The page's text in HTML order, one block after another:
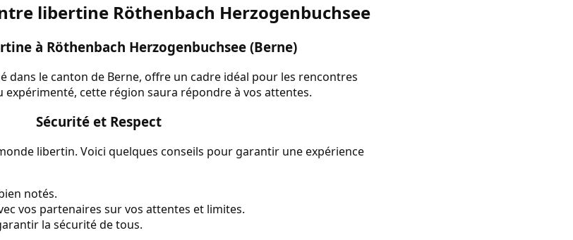
libertine Röthenbach Herzogenbuchsee
à Röthenbach Herzogenbuchsee (Berne)
dans le canton de Berne, offre un cadre idéal pour les rencontres
expérimenté, cette région saura répondre à vos attentes.
Sécurité et Respect
libertin. Voici quelques conseils pour garantir une expérience
notés.
vos partenaires sur vos attentes et limites.
la sécurité de tous.